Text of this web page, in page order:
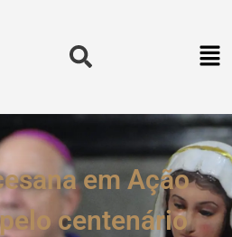
em Ação
centenário